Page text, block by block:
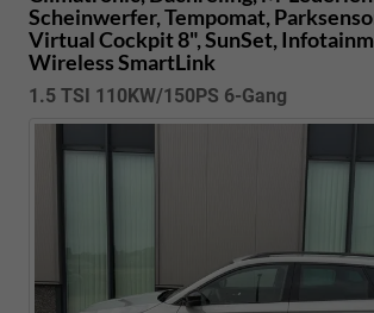
Scheinwerfer, Tempomat,
Virtual Cockpit 8", SunSet,
Wireless SmartLink
1.5 TSI 110KW/150PS 6-Gang